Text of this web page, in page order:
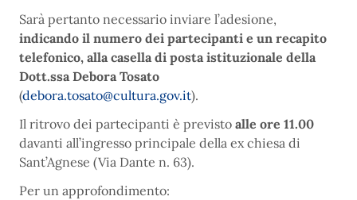
Sarà pertanto necessario inviare l’adesione,
indicando il numero dei partecipanti e un recapito
telefonico, alla casella di posta istituzionale della
Dott.ssa Debora Tosato
(debora.tosato@cultura.gov.it).
Il ritrovo dei partecipanti è previsto alle ore 11.00
davanti all’ingresso principale della ex chiesa di
Sant’Agnese (Via Dante n. 63).
Per un approfondimento: